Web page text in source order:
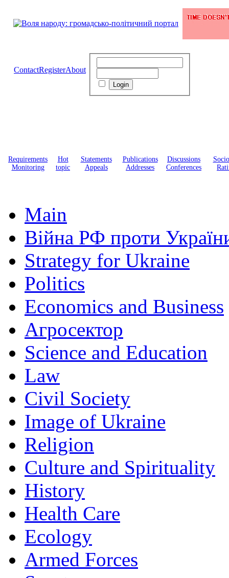
ContactRegisterAbout
Requirements
Monitoring
Hot
topic
Statements
Appeals
Publications
Addresses
Discussions
Conferences
Main
Війна РФ проти
Strategy for Ukraine
Politics
Economics and Business
Агросектор
Science and Education
Law
Civil Society
Image of Ukraine
Religion
Culture and Spirituality
History
Health Care
Ecology
Armed Forces